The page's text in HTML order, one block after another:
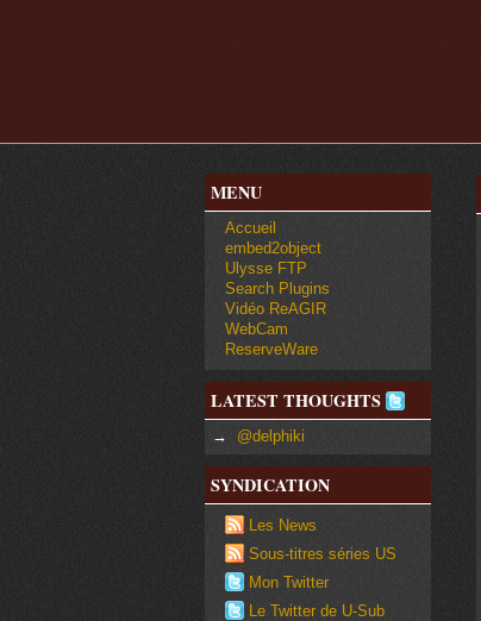
MENU
Accueil
embed2object
Ulysse FTP
Search Plugins
Vidéo ReAGIR
WebCam
ReserveWare
LATEST THOUGHTS
→ @delphiki
SYNDICATION
Les News
Sous-titres séries US
Mon Twitter
Le Twitter de U-Sub